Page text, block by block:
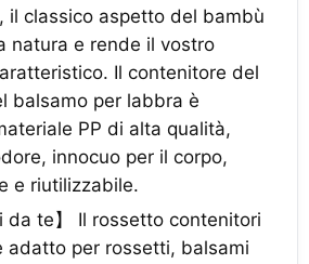
il classico aspetto del bambù
natura e rende il vostro
Il contenitore del
balsamo per labbra è
PP di alta qualità,
innocuo per il corpo,
e riutilizzabile.
da te】 Il rossetto contenitori
adatto per rossetti, balsami